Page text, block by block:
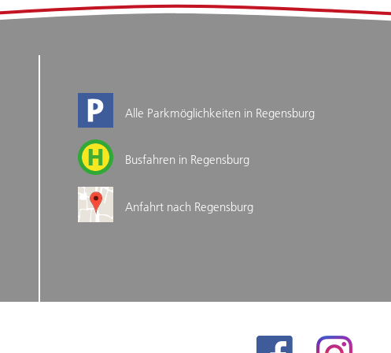
Alle Parkmöglichkeiten in Regensburg
Busfahren in Regensburg
Anfahrt nach Regensburg